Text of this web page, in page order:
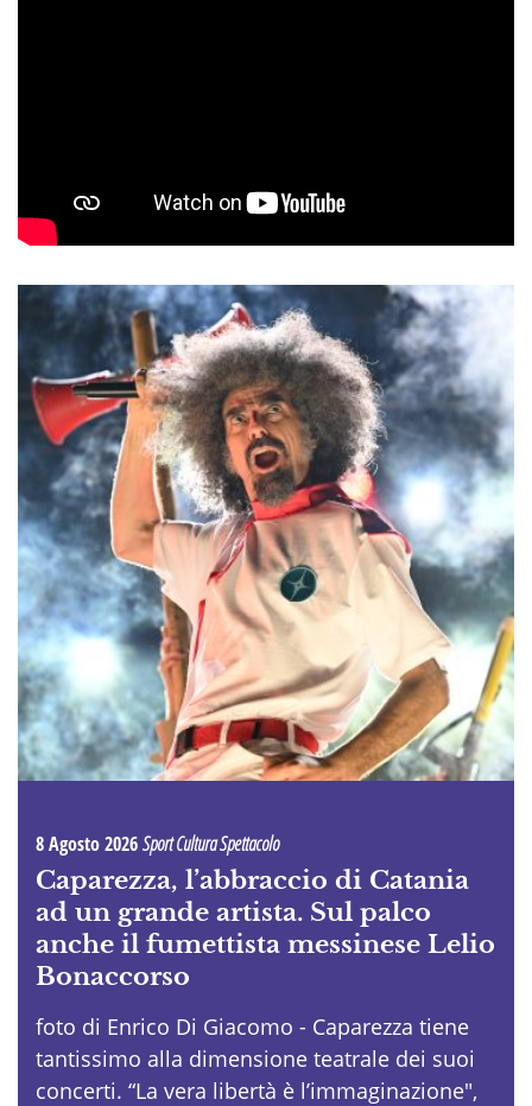
8 Agosto 2026Sport Cultura Spettacolo
Caparezza, l’abbraccio di Catania
ad un grande artista. Sul palco
anche il fumettista messinese Lelio
Bonaccorso
foto di Enrico Di Giacomo - Caparezza tiene
tantissimo alla dimensione teatrale dei suoi
concerti. “La vera libertà è l’immaginazione",